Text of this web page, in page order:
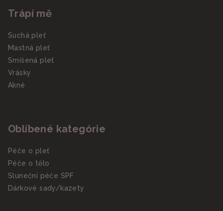
Trápí mě
Suchá pleť
Mastná pleť
Smíšená pleť
Vrásky
Akné
Oblíbené kategórie
Péče o pleť
Péče o tělo
Sluneční péče SPF
Dárkové sady/kazety